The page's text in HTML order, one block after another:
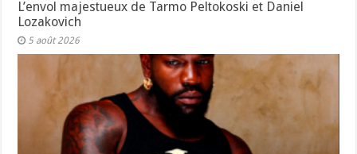
L’envol majestueux de Tarmo Peltokoski et Daniel
Lozakovich
5 août 2026